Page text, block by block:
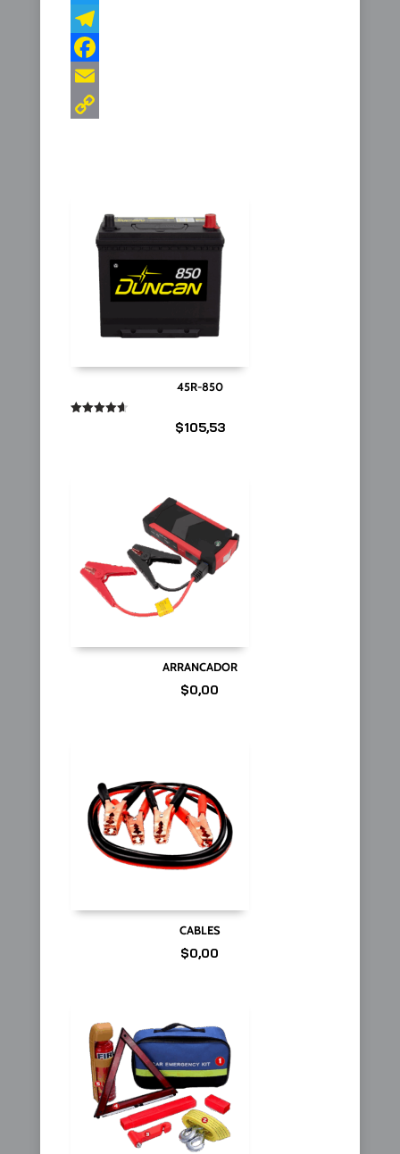
45R-850
$105,53
ARRANCADOR
$0,00
CABLES
$0,00